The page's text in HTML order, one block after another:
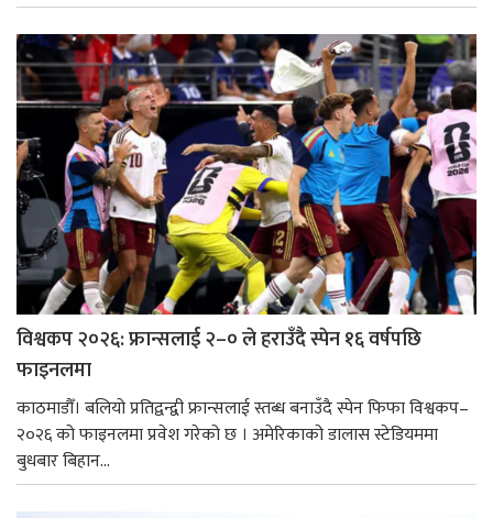
विश्वकप २०२६: फ्रान्सलाई २–० ले हराउँदै स्पेन १६ वर्षपछि
फाइनलमा
काठमाडौँ। बलियो प्रतिद्वन्द्वी फ्रान्सलाई स्तब्ध बनाउँदै स्पेन फिफा विश्वकप–
२०२६ को फाइनलमा प्रवेश गरेको छ । अमेरिकाको डालास स्टेडियममा
बुधबार बिहान...